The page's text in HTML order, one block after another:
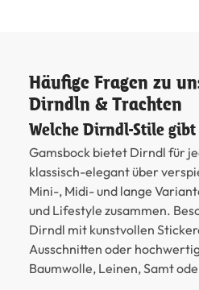
Häufige Fragen zu
Dirndln & Trachten
Welche Dirndl-Stile gibt
Gamsbock bietet Dirndl für
klassisch-elegant über
Mini-, Midi- und lange
und Lifestyle zusammen.
Dirndl mit kunstvollen
Ausschnitten oder
Baumwolle, Leinen, Samt